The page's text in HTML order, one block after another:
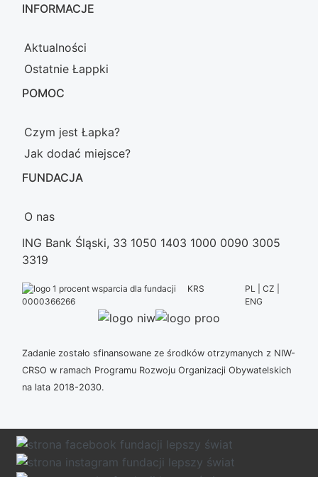
INFORMACJE
Aktualności
Ostatnie Łappki
POMOC
Czym jest Łapka?
Jak dodać miejsce?
FUNDACJA
O nas
ING Bank Śląski, 33 1050 1403 1000 0090 3005
3319
KRS
0000366266
PL | CZ |
ENG
Zadanie zostało sfinansowane ze środków otrzymanych z NIW-
CRSO w ramach Programu Rozwoju Organizacji Obywatelskich
na lata 2018-2030.